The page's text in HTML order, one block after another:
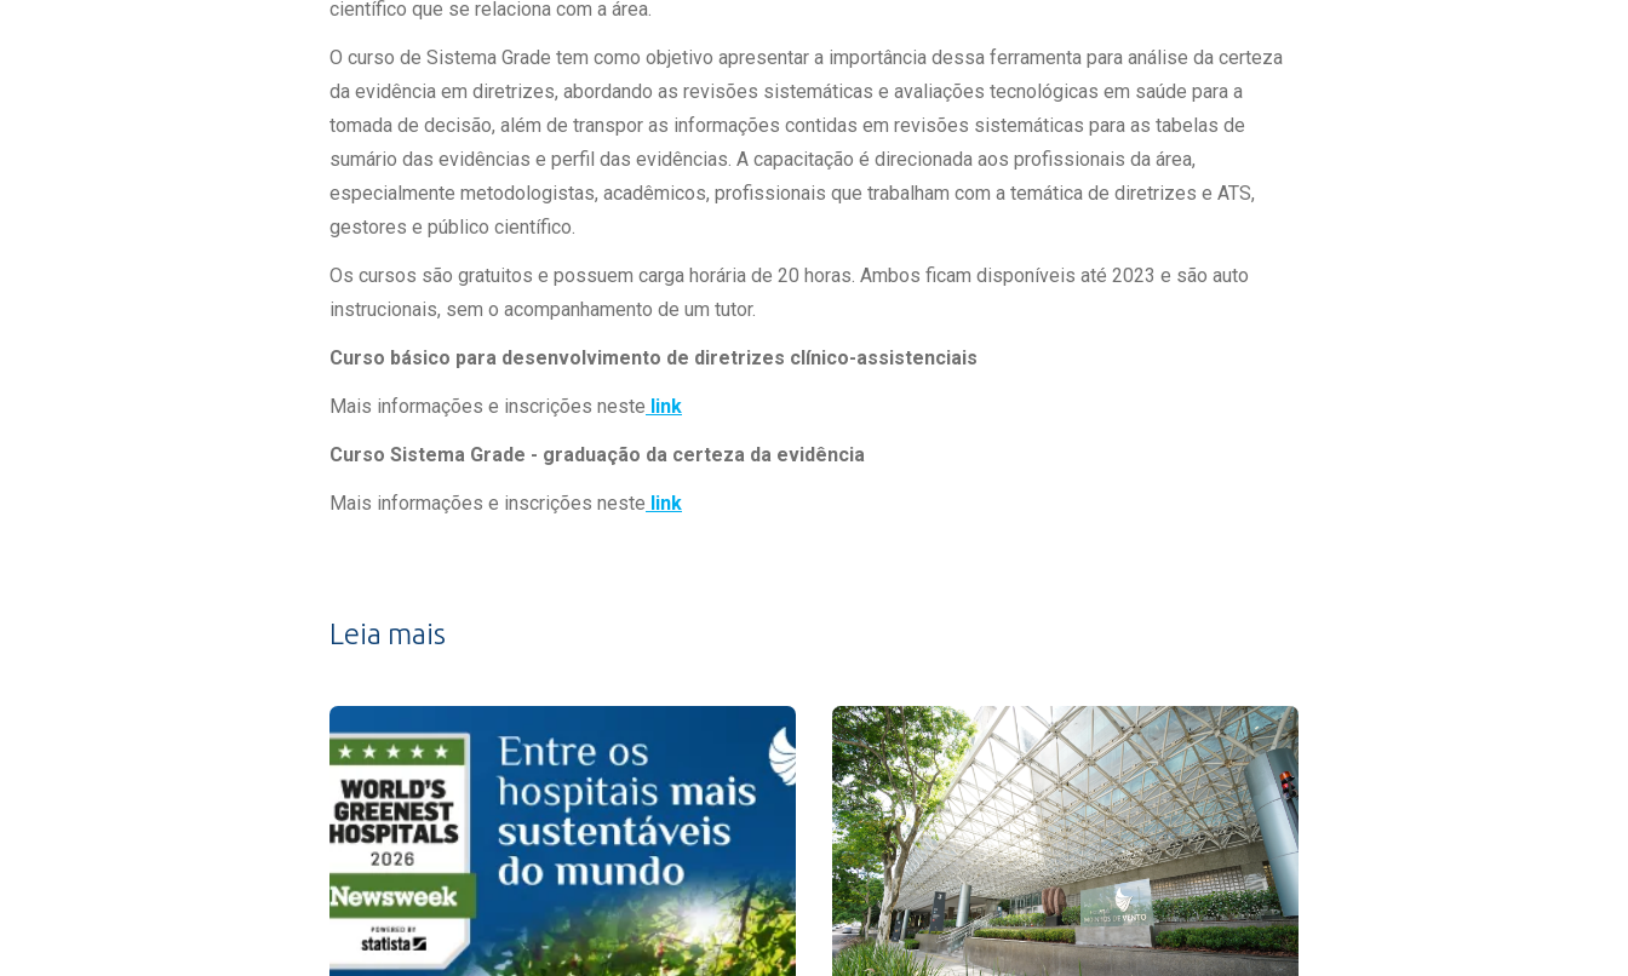
científico que se relaciona com a área.
O curso de Sistema Grade tem como objetivo apresentar a importância dessa ferramenta para análise da certeza
da evidência em diretrizes, abordando as revisões sistemáticas e avaliações tecnológicas em saúde para a
tomada de decisão, além de transpor as informações contidas em revisões sistemáticas para as tabelas de
sumário das evidências e perfil das evidências. A capacitação é direcionada aos profissionais da área,
especialmente metodologistas, acadêmicos, profissionais que trabalham com a temática de diretrizes e ATS,
gestores e público científico.
Os cursos são gratuitos e possuem carga horária de 20 horas. Ambos ficam disponíveis até 2023 e são auto
instrucionais, sem o acompanhamento de um tutor.
Curso básico para desenvolvimento de diretrizes clínico-assistenciais
Mais informações e inscrições neste link
Curso Sistema Grade - graduação da certeza da evidência
Mais informações e inscrições neste link
Leia mais